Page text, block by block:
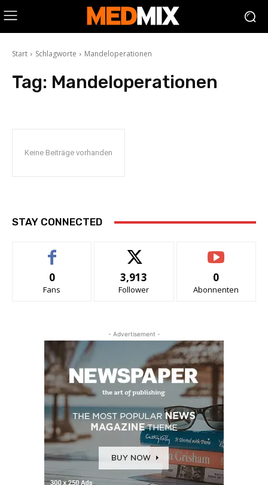
Start Schlagworte Mandeloperationen
Tag: Mandeloperationen
Keine Beiträge vorhanden
STAY CONNECTED
0
Fans
3,913
Follower
0
Abonnenten
- Advertisement -